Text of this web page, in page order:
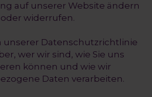
auf unserer Website ändern
oder widerrufen.
unserer Datenschutzrichtlinie
wer wir sind, wie Sie uns
können und wie wir
Daten verarbeiten.